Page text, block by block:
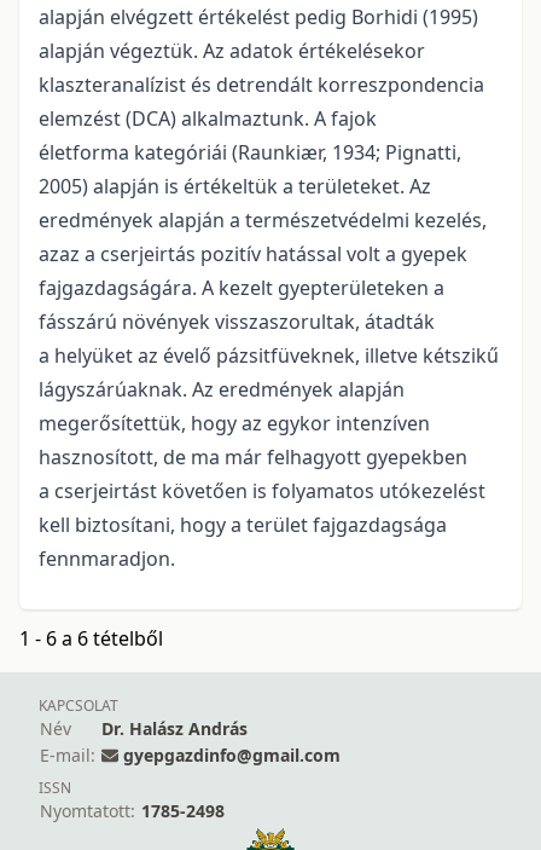
alapján elvégzett értékelést pedig Borhidi (1995)
alapján végeztük. Az adatok értékelésekor
klaszteranalízist és detrendált korreszpondencia
elemzést (DCA) alkalmaztunk. A fajok
életforma kategóriái (Raunkiær, 1934; Pignatti,
2005) alapján is értékeltük a területeket. Az
eredmények alapján a természetvédelmi kezelés,
azaz a cserjeirtás pozitív hatással volt a gyepek
fajgazdagságára. A kezelt gyepterületeken a
fásszárú növények visszaszorultak, átadták
a helyüket az évelő pázsitfüveknek, illetve kétszikű
lágyszárúaknak. Az eredmények alapján
megerősítettük, hogy az egykor intenzíven
hasznosított, de ma már felhagyott gyepekben
a cserjeirtást követően is folyamatos utókezelést
kell biztosítani, hogy a terület fajgazdagsága
fennmaradjon.
1 - 6 a 6 tételből
KAPCSOLAT
Név
Dr. Halász András
E-mail:
gyepgazdinfo@gmail.com
ISSN
Nyomtatott: 1785-2498